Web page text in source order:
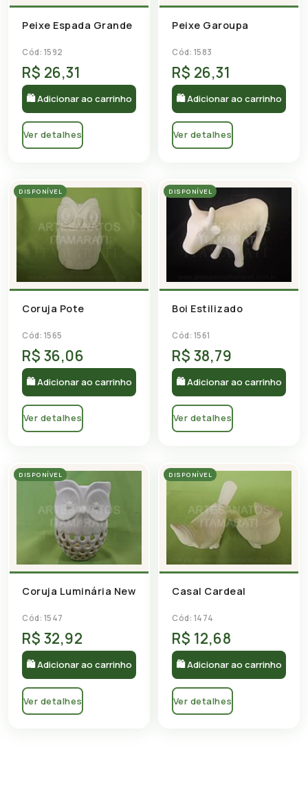
Peixe Espada Grande
Cód: 1592
R$ 26,31
🛍 Adicionar ao carrinho
Ver detalhes
Peixe Garoupa
Cód: 1583
R$ 26,31
🛍 Adicionar ao carrinho
Ver detalhes
DISPONÍVEL
Coruja Pote
Cód: 1565
R$ 36,06
🛍 Adicionar ao carrinho
Ver detalhes
DISPONÍVEL
Boi Estilizado
Cód: 1561
R$ 38,79
🛍 Adicionar ao carrinho
Ver detalhes
DISPONÍVEL
Coruja Luminária New
Cód: 1547
R$ 32,92
🛍 Adicionar ao carrinho
Ver detalhes
DISPONÍVEL
Casal Cardeal
Cód: 1474
R$ 12,68
🛍 Adicionar ao carrinho
Ver detalhes